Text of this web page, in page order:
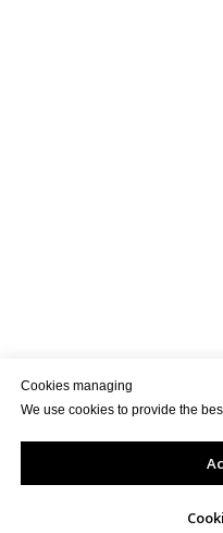
Cookies managing
We use cookies to provide the